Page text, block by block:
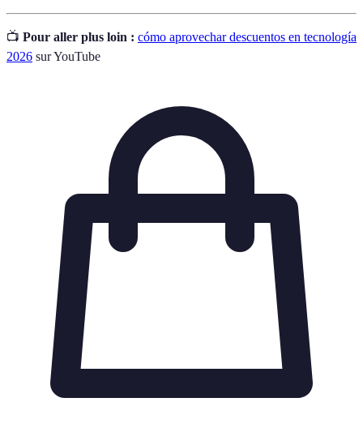
📺 Pour aller plus loin : cómo aprovechar descuentos en tecnología
2026 sur YouTube